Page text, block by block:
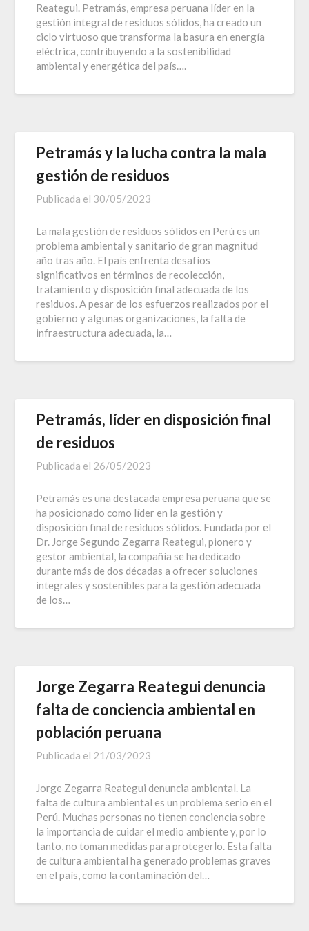
Reategui. Petramás, empresa peruana líder en la
gestión integral de residuos sólidos, ha creado un
ciclo virtuoso que transforma la basura en energía
eléctrica, contribuyendo a la sostenibilidad
ambiental y energética del país….
Petramás y la lucha contra la mala
gestión de residuos
Publicada el 30/05/2023
La mala gestión de residuos sólidos en Perú es un
problema ambiental y sanitario de gran magnitud
año tras año. El país enfrenta desafíos
significativos en términos de recolección,
tratamiento y disposición final adecuada de los
residuos. A pesar de los esfuerzos realizados por el
gobierno y algunas organizaciones, la falta de
infraestructura adecuada, la…
Petramás, líder en disposición final
de residuos
Publicada el 26/05/2023
Petramás es una destacada empresa peruana que se
ha posicionado como líder en la gestión y
disposición final de residuos sólidos. Fundada por el
Dr. Jorge Segundo Zegarra Reategui, pionero y
gestor ambiental, la compañía se ha dedicado
durante más de dos décadas a ofrecer soluciones
integrales y sostenibles para la gestión adecuada
de los…
Jorge Zegarra Reategui denuncia
falta de conciencia ambiental en
población peruana
Publicada el 21/03/2023
Jorge Zegarra Reategui denuncia ambiental. La
falta de cultura ambiental es un problema serio en el
Perú. Muchas personas no tienen conciencia sobre
la importancia de cuidar el medio ambiente y, por lo
tanto, no toman medidas para protegerlo. Esta falta
de cultura ambiental ha generado problemas graves
en el país, como la contaminación del…